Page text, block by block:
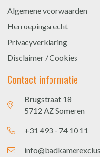
Algemene voorwaarden
Herroepingsrecht
Privacyverklaring
Disclaimer / Cookies
Contact informatie
Brugstraat 18
5712 AZ Someren
+31 493 - 74 10 11